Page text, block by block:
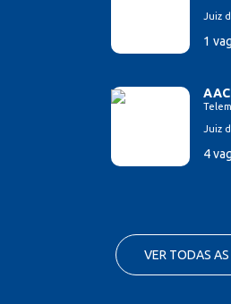
Juiz
1
Juiz
4
VER TODAS AS